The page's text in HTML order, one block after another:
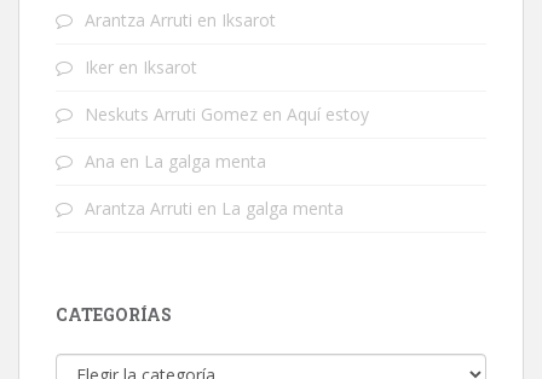
Arantza Arruti en Iksarot
Iker en Iksarot
Neskuts Arruti Gomez en Aquí estoy
Ana en La galga menta
Arantza Arruti en La galga menta
CATEGORÍAS
Categorías